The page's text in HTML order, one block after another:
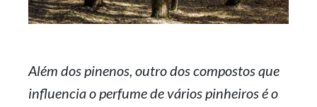
Além dos pinenos, outro dos compostos que
influencia o perfume de vários pinheiros é o